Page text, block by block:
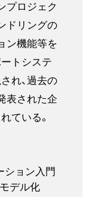
プロジェク
ドリングの
ン機能等を
トシステ
れ、過去の
表された企
ている。
ション入門
デル化